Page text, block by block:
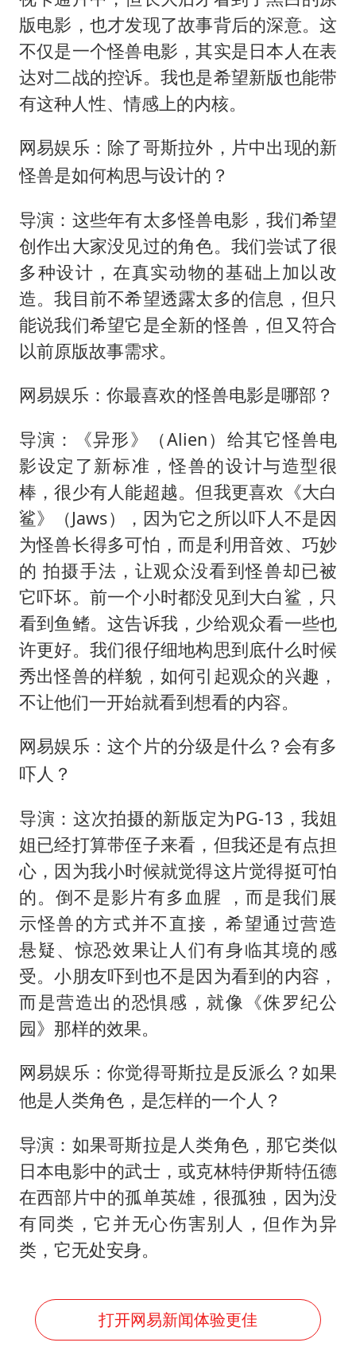
版电影，也才发现了故事背后的深意。这
不仅是一个怪兽电影，其实是日本人在表
达对二战的控诉。我也是希望新版也能带
有这种人性、情感上的内核。
网易娱乐：除了哥斯拉外，片中出现的新
怪兽是如何构思与设计的？
导演：这些年有太多怪兽电影，我们希望
创作出大家没见过的角色。我们尝试了很
多种设计，在真实动物的基础上加以改
造。我目前不希望透露太多的信息，但只
能说我们希望它是全新的怪兽，但又符合
以前原版故事需求。
网易娱乐：你最喜欢的怪兽电影是哪部？
导演：《异形》（Alien）给其它怪兽电
影设定了新标准，怪兽的设计与造型很
棒，很少有人能超越。但我更喜欢《大白
鲨》（Jaws），因为它之所以吓人不是因
为怪兽长得多可怕，而是利用音效、巧妙
的 拍摄手法，让观众没看到怪兽却已被
它吓坏。前一个小时都没见到大白鲨，只
看到鱼鳍。这告诉我，少给观众看一些也
许更好。我们很仔细地构思到底什么时候
秀出怪兽的样貌，如何引起观众的兴趣，
不让他们一开始就看到想看的内容。
网易娱乐：这个片的分级是什么？会有多
吓人？
导演：这次拍摄的新版定为PG-13，我姐
姐已经打算带侄子来看，但我还是有点担
心，因为我小时候就觉得这片觉得挺可怕
的。倒不是影片有多血腥 ，而是我们展
示怪兽的方式并不直接，希望通过营造
悬疑、惊恐效果让人们有身临其境的感
受。小朋友吓到也不是因为看到的内容，
而是营造出的恐惧感，就像《侏罗纪公
园》那样的效果。
网易娱乐：你觉得哥斯拉是反派么？如果
他是人类角色，是怎样的一个人？
导演：如果哥斯拉是人类角色，那它类似
日本电影中的武士，或克林特伊斯特伍德
在西部片中的孤单英雄，很孤独，因为没
有同类，它并无心伤害别人，但作为异
类，它无处安身。
打开网易新闻体验更佳